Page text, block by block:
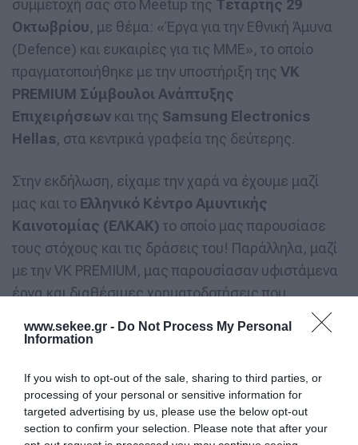
www.sekee.gr - Do Not Process My Personal
Information
If you wish to opt-out of the sale, sharing to third parties, or
processing of your personal or sensitive information for
targeted advertising by us, please use the below opt-out
section to confirm your selection. Please note that after your
συμμετοχή σας στο Meetup της Τετάρτης 29
Οκτωβρίου, με θέμα: «Έργα για την Εθνική Άμυνα
(Defence) και ευκαιρίες για τις ΜΜΕ», το οποίο
πραγματοποιήθηκε με την υποστήριξη της VK
PREMIUM Σύμβουλοι Ανάπτυξης
Επιχειρήσεων και της Samsung Electronics
Hellas, στα κεντρικά γραφεία της δεύτερης.
Στην εκδήλωση, είχαμε την χαρά να έχουμε μαζί
μας και το Ελληνικό Κέντρο Αμυντικής
Καινοτομίας (ΕΛΚΑΚ) το οποίο μας παρουσίασε
τους στόχους και τις δράσεις του! Παράλληλα, μαζί
με την VK PREMIUM, μας παρουσίασαν υφιστάμενα
έργα και διαθέσιμες χρηματοδοτήσεις που
τρόπους διείσδυσης και ευκαιρίες για τις ελληνικές
case studies από εταιρείες με εμπειρία στον κλάδο.
Θα θέλαμε να ευχαριστήσουμε θερμά τον